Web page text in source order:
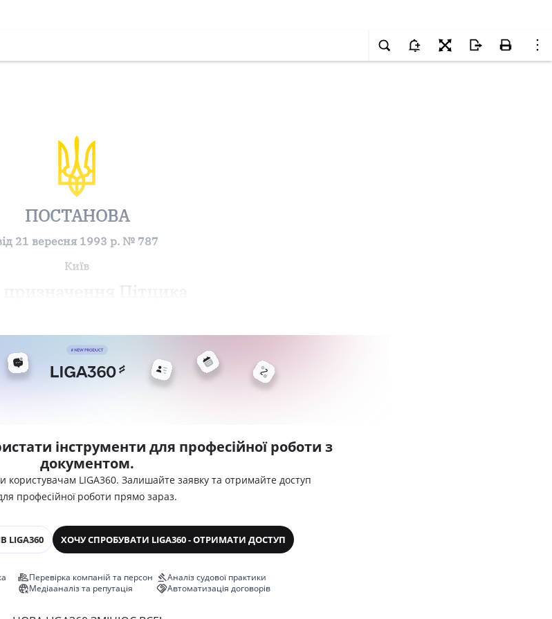
ПОСТАНОВА
21 вересня 1993 р. № 787
Київ
інструменти для професійної роботи з
документом.
користувачам LIGA360. Залишайте заявку та отримайте доступ
професійної роботи прямо зараз.
LIGA360 ХОЧУ СПРОБУВАТИ LIGA360 - ОТРИМАТИ ДОСТУП
Перевірка компаній та персон
Медіааналіз та репутація
Аналіз судової практики
Автоматизація договорів